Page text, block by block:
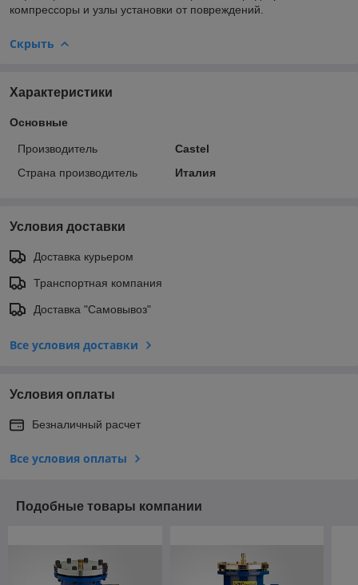
компрессоры и узлы установки от повреждений.
Скрыть
Характеристики
Основные
Производитель
Castel
Страна производитель
Италия
Условия доставки
Доставка курьером
Транспортная компания
Доставка "Самовывоз"
Все условия доставки
Условия оплаты
Безналичный расчет
Все условия оплаты
Подобные товары компании